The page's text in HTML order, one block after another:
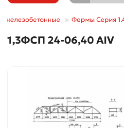
железобетонные Фермы Серия
1,3ФСП 24-06,40 АIV